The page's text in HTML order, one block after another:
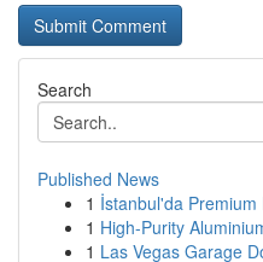
Search
Published News
1 İstanbul'da Premium
1 High-Purity
1 Las Vegas Garage